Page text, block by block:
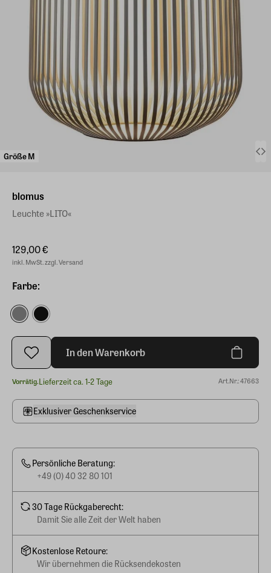
Größe M
blomus
Leuchte »LITO«
129,00 €
inkl. MwSt. zzgl. Versand
Farbe:
In den Warenkorb
Vorrätig.Lieferzeit ca. 1-2 Tage Art.Nr.: 47663
Exklusiver Geschenkservice
Persönliche Beratung:
+49 (0) 40 32 80 101
30 Tage Rückgaberecht:
Damit Sie alle Zeit der Welt haben
Kostenlose Retoure:
Wir übernehmen die Rücksendekosten